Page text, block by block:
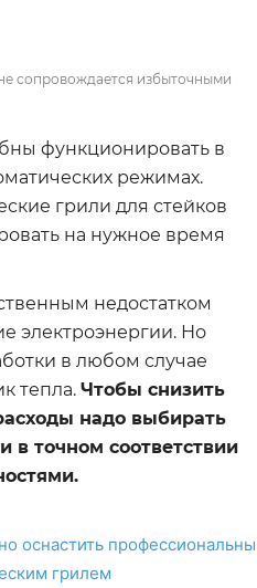
сопровождается избыточными
функционировать в
режимах.
грили для стейков
на нужное время
недостатком
электроэнергии. Но
в любом случае
тепла. Чтобы снизить
надо выбирать
в точном соответствии